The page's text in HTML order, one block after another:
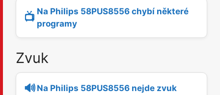
📺 Na Philips 58PUS8556 chybí některé
programy
Zvuk
🔊 Na Philips 58PUS8556 nejde zvuk